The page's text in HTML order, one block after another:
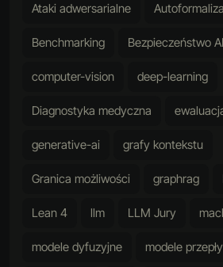
Ataki adwersarialne
Benchmarking Bezpieczeństwo AI
computer-vision deep-learning
Diagnostyka medyczna
generative-ai grafy kontekstu
Granica możliwości graphrag
Lean 4 llm LLM Jury
modele dyfuzyjne modele